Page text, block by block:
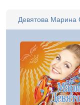
Девятова Марина